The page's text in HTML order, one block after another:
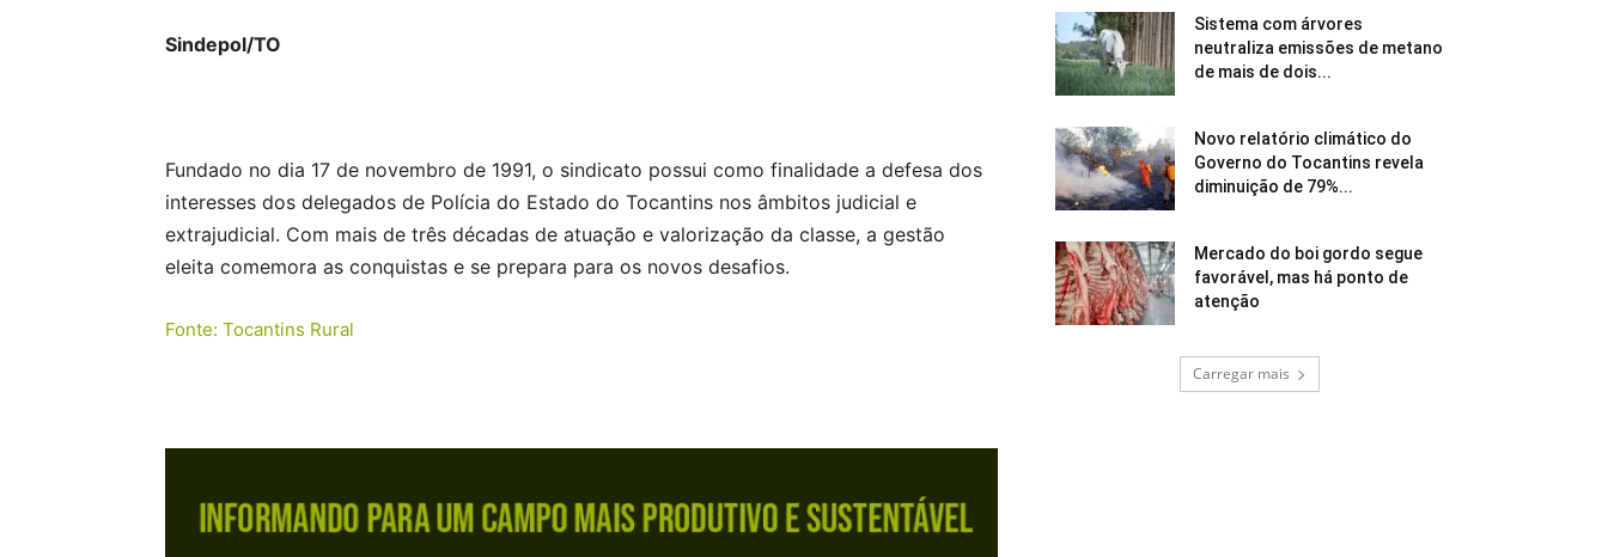
Sindepol/TO
Fundado no dia 17 de novembro de 1991, o sindicato possui como finalidade a defesa dos
interesses dos delegados de Polícia do Estado do Tocantins nos âmbitos judicial e
extrajudicial. Com mais de três décadas de atuação e valorização da classe, a gestão
eleita comemora as conquistas e se prepara para os novos desafios.
Fonte: Tocantins Rural
Sistema com árvores
neutraliza emissões de metano
de mais de dois...
Novo relatório climático do
Governo do Tocantins revela
diminuição de 79%...
Mercado do boi gordo segue
favorável, mas há ponto de
atenção
Carregar mais